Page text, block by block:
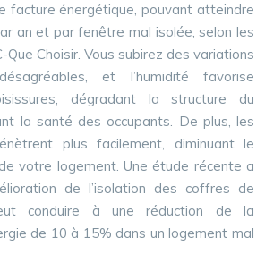
facture énergétique, pouvant atteindre
an et par fenêtre mal isolée, selon les
Que Choisir. Vous subirez des variations
et l’humidité favorise
dégradant la structure du
la santé des occupants. De plus, les
plus facilement, diminuant le
votre logement. Une étude récente a
de l’isolation des coffres de
conduire à une réduction de la
de 10 à 15% dans un logement mal